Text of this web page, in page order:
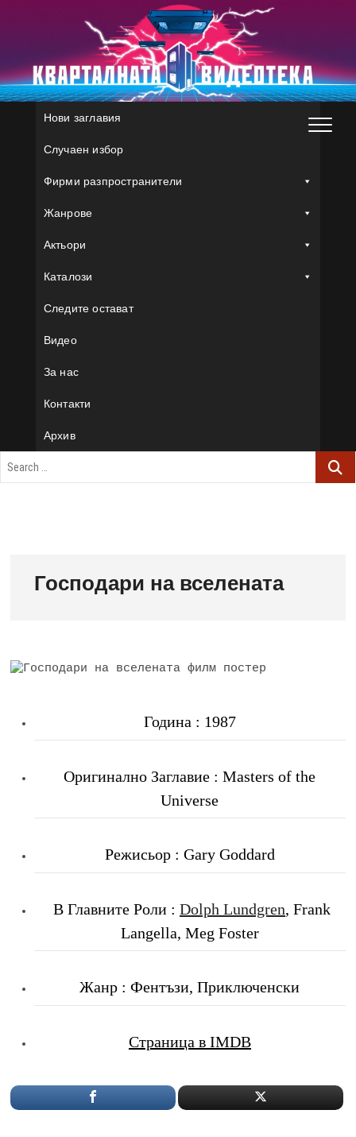
Нови заглавия
Случаен избор
Фирми разпространители
Жанрове
Актьори
Каталози
Следите остават
Видео
За нас
Контакти
Архив
Господари на вселената
Година : 1987
Оригинално Заглавие : Masters of the
Universe
Режисьор : Gary Goddard
В Главните Роли : Dolph Lundgren, Frank
Langella, Meg Foster
Жанр : Фентъзи, Приключенски
Страница в IMDB